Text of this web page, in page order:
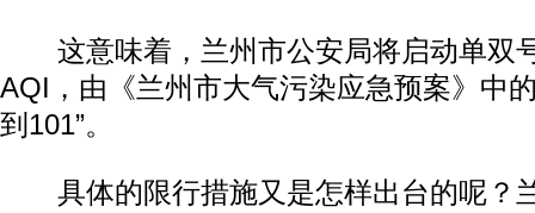
这意味着，兰州市公安局将启动单双
AQI，由《兰州市大气污染应急预案》中的
到101”。
具体的限行措施又是怎样出台的呢？